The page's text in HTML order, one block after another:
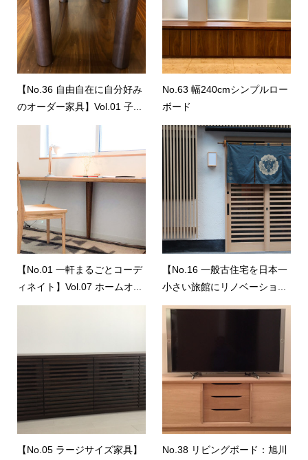
【No.36 自由自在に自分好み
のオーダー家具】Vol.01 子...
No.63 幅240cmシンプルロー
ボード
【No.01 一軒まるごとコーデ
ィネイト】Vol.07 ホームオ...
【No.16 一般古住宅を日本一
小さい旅館にリノベーショ...
【No.05 ラージサイズ家具】
No.38 リビングボード：旭川